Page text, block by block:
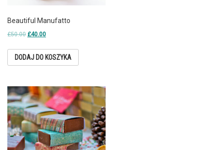
Beautiful Manufatto
£50.00 £40.00
DODAJ DO KOSZYKA